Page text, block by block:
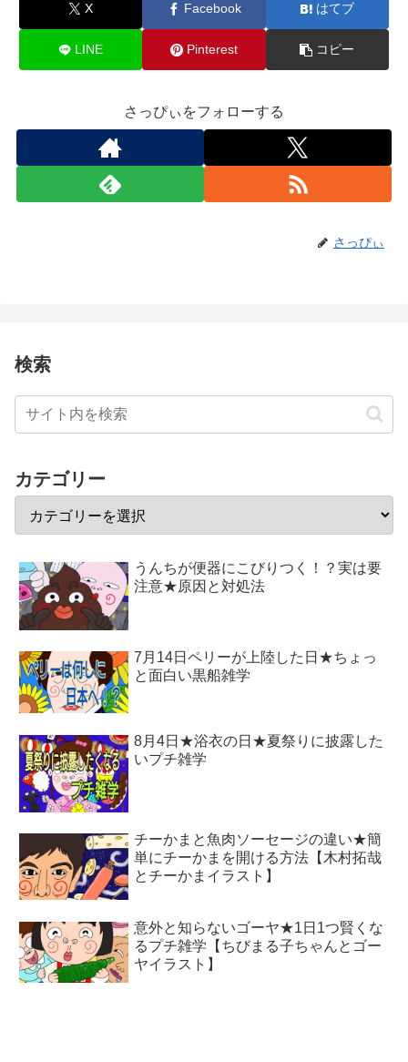
X Facebook はてブ
LINE Pinterest コピー
さっぴぃをフォローする
さっぴぃ
検索
カテゴリー
うんちが便器にこびりつく！？実は要
注意★原因と対処法
7月14日ペリーが上陸した日★ちょっ
と面白い黒船雑学
8月4日★浴衣の日★夏祭りに披露した
いプチ雑学
チーかまと魚肉ソーセージの違い★簡
単にチーかまを開ける方法【木村拓哉
とチーかまイラスト】
意外と知らないゴーヤ★1日1つ賢くな
るプチ雑学【ちびまる子ちゃんとゴー
ヤイラスト】